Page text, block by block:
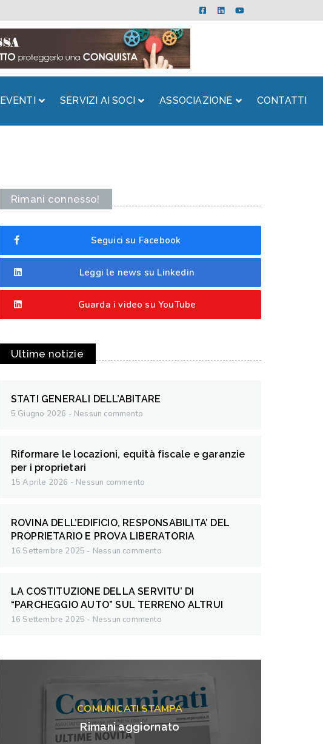
EVENTI SERVIZI AI SOCI ASSOCIAZIONE CONTATTI
Rimani connesso!
Seguici su Facebook
Leggi le news su Linkedin
Guarda i video su YouTube
Ultime notizie
STATI GENERALI DELL’ABITARE
5 Giugno 2026 Nessun commento
Riformare le locazioni, equità fiscale e garanzie
per i proprietari
15 Aprile 2026 Nessun commento
ROVINA DELL’EDIFICIO, RESPONSABILITA’ DEL
PROPRIETARIO E PROVA LIBERATORIA
16 Settembre 2025 Nessun commento
LA COSTITUZIONE DELLA SERVITU’ DI
“PARCHEGGIO AUTO” SUL TERRENO ALTRUI
16 Settembre 2025 Nessun commento
COMUNICATI STAMPA
Rimani aggiornato